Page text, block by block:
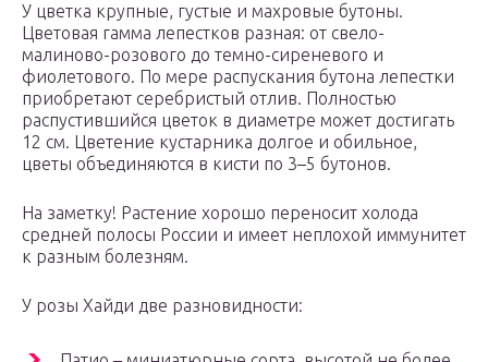
У цветка крупные, густые и махровые бутоны.
Цветовая гамма лепестков разная: от свело-
малиново-розового до темно-сиреневого и
фиолетового. По мере распускания бутона лепестки
приобретают серебристый отлив. Полностью
распустившийся цветок в диаметре может достигать
12 см. Цветение кустарника долгое и обильное,
цветы объединяются в кисти по 3–5 бутонов.
На заметку! Растение хорошо переносит холода
средней полосы России и имеет неплохой иммунитет
к разным болезням.
У розы Хайди две разновидности: